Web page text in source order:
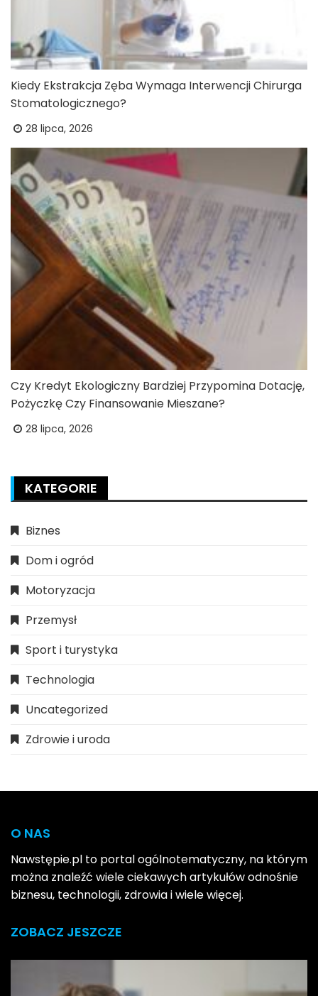
Kiedy Ekstrakcja Zęba Wymaga Interwencji Chirurga
Stomatologicznego?
28 lipca, 2026
Czy Kredyt Ekologiczny Bardziej Przypomina Dotację,
Pożyczkę Czy Finansowanie Mieszane?
28 lipca, 2026
KATEGORIE
Biznes
Dom i ogród
Motoryzacja
Przemysł
Sport i turystyka
Technologia
Uncategorized
Zdrowie i uroda
O NAS
Nawstępie.pl to portal ogólnotematyczny, na którym
można znaleźć wiele ciekawych artykułów odnośnie
biznesu, technologii, zdrowia i wiele więcej.
ZOBACZ JESZCZE